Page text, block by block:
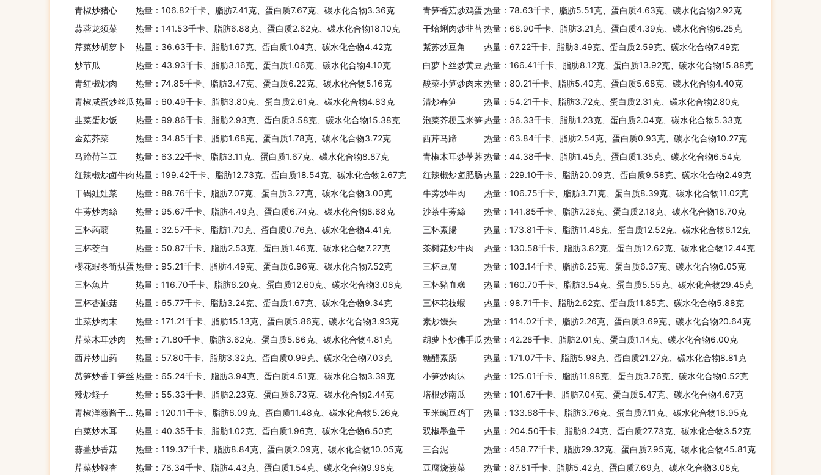
青椒炒猪心
热量：106.82千卡、脂肪7.41克、蛋白质7.67克、碳水化合物3.36克 青笋香菇炒鸡蛋热量：78.63千卡、脂肪5.51克、蛋白质4.63克、碳水化合物2.92克
蒜蓉龙须菜
热量：141.53千卡、脂肪6.88克、蛋白质2.62克、碳水化合物18.10克 干蛤蜊肉炒韭苔热量：68.90千卡、脂肪3.21克、蛋白质4.39克、碳水化合物6.25克
芹菜炒胡萝卜
热量：36.63千卡、脂肪1.67克、蛋白质1.04克、碳水化合物4.42克 紫苏炒豆角
热量：67.22千卡、脂肪3.49克、蛋白质2.59克、碳水化合物7.49克
炒节瓜
热量：43.93千卡、脂肪3.16克、蛋白质1.06克、碳水化合物4.10克 白萝卜丝炒黄豆热量：166.41千卡、脂肪8.12克、蛋白质13.92克、碳水化合物15.88克
青红椒炒肉
热量：74.85千卡、脂肪3.47克、蛋白质6.22克、碳水化合物5.16克 酸菜小笋炒肉末热量：80.21千卡、脂肪5.40克、蛋白质5.68克、碳水化合物4.40克
青椒咸蛋炒丝瓜 热量：60.49千卡、脂肪3.80克、蛋白质2.61克、碳水化合物4.83克 清炒春笋
热量：54.21千卡、脂肪3.72克、蛋白质2.31克、碳水化合物2.80克
韭菜蛋炒饭
热量：99.86千卡、脂肪2.93克、蛋白质3.58克、碳水化合物15.38克 泡菜芥梗玉米笋热量：36.33千卡、脂肪1.23克、蛋白质2.04克、碳水化合物5.33克
金菇芥菜
热量：34.85千卡、脂肪1.68克、蛋白质1.78克、碳水化合物3.72克 西芹马蹄
热量：63.84千卡、脂肪2.54克、蛋白质0.93克、碳水化合物10.27克
马蹄荷兰豆
热量：63.22千卡、脂肪3.11克、蛋白质1.67克、碳水化合物8.87克 青椒木耳炒荸荠热量：44.38千卡、脂肪1.45克、蛋白质1.35克、碳水化合物6.54克
红辣椒炒卤牛肉热量：199.42千卡、脂肪12.73克、蛋白质18.54克、碳水化合物2.67克 红辣椒炒卤肥肠热量：229.10千卡、脂肪20.09克、蛋白质9.58克、碳水化合物2.49克
干锅娃娃菜
热量：88.76千卡、脂肪7.07克、蛋白质3.27克、碳水化合物3.00克 牛蒡炒牛肉
热量：106.75千卡、脂肪3.71克、蛋白质8.39克、碳水化合物11.02克
牛蒡炒肉絲
热量：95.67千卡、脂肪4.49克、蛋白质6.74克、碳水化合物8.68克 沙茶牛蒡絲
热量：141.85千卡、脂肪7.26克、蛋白质2.18克、碳水化合物18.70克
三杯蒟蒻
热量：32.57千卡、脂肪1.70克、蛋白质0.76克、碳水化合物4.41克 三杯素腸
热量：173.81千卡、脂肪11.48克、蛋白质12.52克、碳水化合物6.12克
三杯茭白
热量：50.87千卡、脂肪2.53克、蛋白质1.46克、碳水化合物7.27克 茶树菇炒牛肉
热量：130.58千卡、脂肪3.82克、蛋白质12.62克、碳水化合物12.44克
櫻花蝦冬筍烘蛋热量：95.21千卡、脂肪4.49克、蛋白质6.96克、碳水化合物7.52克 三杯豆腐
热量：103.14千卡、脂肪6.25克、蛋白质6.37克、碳水化合物6.05克
三杯魚片
热量：116.70千卡、脂肪6.20克、蛋白质12.60克、碳水化合物3.08克 三杯豬血糕
热量：160.70千卡、脂肪3.54克、蛋白质5.55克、碳水化合物29.45克
三杯杏鮑菇
热量：65.77千卡、脂肪3.24克、蛋白质1.67克、碳水化合物9.34克 三杯花枝蝦
热量：98.71千卡、脂肪2.62克、蛋白质11.85克、碳水化合物5.88克
韭菜炒肉末
热量：171.21千卡、脂肪15.13克、蛋白质5.86克、碳水化合物3.93克 素炒馒头
热量：114.02千卡、脂肪2.26克、蛋白质3.69克、碳水化合物20.64克
芹菜木耳炒肉
热量：71.80千卡、脂肪3.62克、蛋白质5.86克、碳水化合物4.81克 胡萝卜炒佛手瓜 热量：42.28千卡、脂肪2.01克、蛋白质1.14克、碳水化合物6.00克
西芹炒山药
热量：57.80千卡、脂肪3.32克、蛋白质0.99克、碳水化合物7.03克 糖醋素肠
热量：171.07千卡、脂肪5.98克、蛋白质21.27克、碳水化合物8.81克
莴笋炒香干笋丝热量：65.24千卡、脂肪3.94克、蛋白质4.51克、碳水化合物3.39克 小笋炒肉沫
热量：125.01千卡、脂肪11.98克、蛋白质3.76克、碳水化合物0.52克
辣炒蛏子
热量：55.33千卡、脂肪2.23克、蛋白质6.73克、碳水化合物2.44克 培根炒南瓜
热量：101.67千卡、脂肪7.04克、蛋白质5.47克、碳水化合物4.67克
青椒洋葱酱干炒鸡胸肉 热量：120.11千卡、脂肪6.09克、蛋白质11.48克、碳水化合物5.26克 玉米豌豆鸡丁
热量：133.68千卡、脂肪3.76克、蛋白质7.11克、碳水化合物18.95克
白菜炒木耳
热量：40.35千卡、脂肪1.02克、蛋白质1.96克、碳水化合物6.50克 双椒墨鱼干
热量：204.50千卡、脂肪9.24克、蛋白质27.73克、碳水化合物3.52克
蒜薹炒香菇
热量：119.37千卡、脂肪8.84克、蛋白质2.09克、碳水化合物10.05克 三合泥
热量：458.77千卡、脂肪29.32克、蛋白质7.95克、碳水化合物45.81克
芹菜炒银杏
热量：76.34千卡、脂肪4.43克、蛋白质1.54克、碳水化合物9.98克 豆腐烧菠菜 热量：87.81千卡、脂肪5.42克、蛋白质7.69克、碳水化合物3.08克